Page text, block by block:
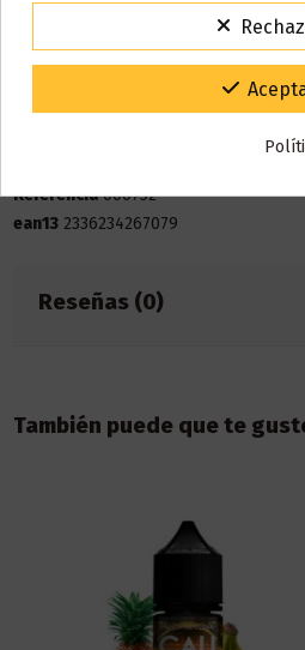
Detalles del producto
Referencia 000752
ean13 2336234267079
Reseñas (0)
También puede que te
Para agradecerte la espera
Código:
Gracias por tu paciencia y por seguir